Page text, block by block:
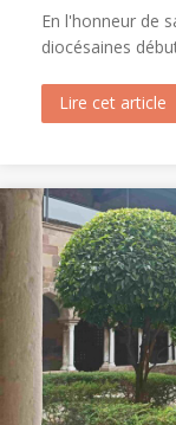
En l'honneur de
diocésaines
Lire cet article